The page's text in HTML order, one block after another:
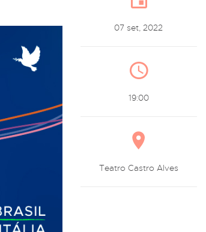
07 set, 2022
19:00
Teatro Castro Alves